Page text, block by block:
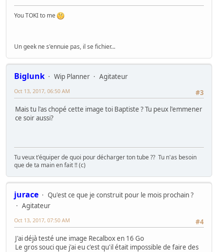
You TOKI to me
Un geek ne s'ennuie pas, il se fichier...
Biglunk Wip Planner
Agitateur
#3
Oct 13, 2017, 06:50 AM
Mais tu l'as chopé cette image toi Baptiste ? Tu peux l'emmener
ce soir aussi?
Tu veux t'équiper de quoi pour décharger ton tube ?? Tu n'as besoin
que de ta main en fait !! (c)
jurace
Qu'est ce que je construit pour le mois prochain ?
Agitateur
#4
Oct 13, 2017, 07:50 AM
J'ai déjà testé une image Recalbox en 16 Go
Le gros souci que j'ai eu c'est qu'il était impossible de faire des